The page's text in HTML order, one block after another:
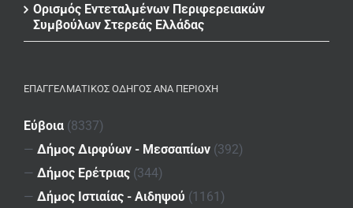
Ορισμός Εντεταλμένων Περιφερειακών
Συμβούλων Στερεάς Ελλάδας
ΕΠΑΓΓΕΛΜΑΤΙΚΌΣ ΟΔΗΓΌΣ ΑΝΆ ΠΕΡΙΟΧΉ
Εύβοια (8337)
— Δήμος Διρφύων - Μεσσαπίων (392)
— Δήμος Ερέτριας (344)
— Δήμος Ιστιαίας - Αιδηψού (1161)